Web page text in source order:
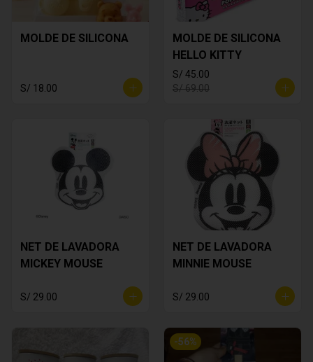
MOLDE DE SILICONA
S/ 18.00
MOLDE DE SILICONA
HELLO KITTY
S/ 45.00
S/ 69.00
NET DE LAVADORA
MICKEY MOUSE
S/ 29.00
NET DE LAVADORA
MINNIE MOUSE
S/ 29.00
-56%